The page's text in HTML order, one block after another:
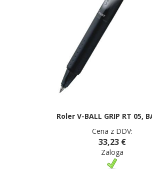
Roler V-BALL GRIP RT 05,
Cena z DDV:
33,23 €
Zaloga